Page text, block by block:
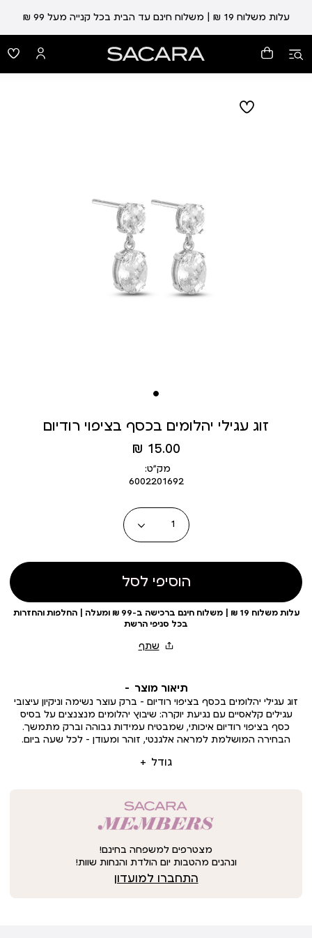
עלות משלוח 19 ₪ | משלוח חינם עד הבית בכל קנייה מעל 99 ₪
זוג עגילי יהלומים בכסף בציפוי רודיום
מחיר
מוצר
15.00 ₪
מק״ט:
6002201692
כמות
הוסיפי לסל
עלות משלוח 19 ₪ | משלוח חינם ברכישה ב-99 ₪ ומעלה | החלפות והחזרות
בכל סניפי הרשת
תיאור מוצר
גודל
זוג עגילי יהלומים בכסף בציפוי רודיום – ברק עוצר נשימה וניקיון עיצובי
עגילים קלאסיים עם נגיעת יוקרה: שיבוץ יהלומים מנצנצים על בסיס
כסף בציפוי רודיום איכותי, שמבטיח עמידות גבוהה וברק מתמשך.
הבחירה המושלמת למראה אלגנטי, זוהר ומעודן – לכל שעה ביום.
מצטרפים למשפחה בחינם!
ונהנים מהטבות יום הולדת והנחות שוות!
התחברו למועדון